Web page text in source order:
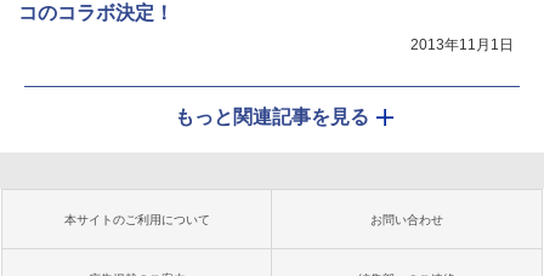
コのコラボ決定！
2013年11月1日
もっと関連記事を見る
本サイトのご利用について お問い合わせ